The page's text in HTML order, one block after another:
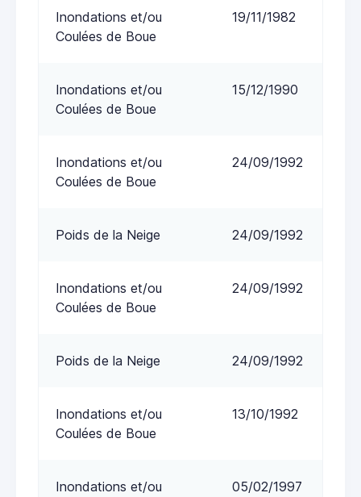
Inondations et/ou
Coulées de Boue
19/11/1982
Inondations et/ou
Coulées de Boue
15/12/1990
Inondations et/ou
Coulées de Boue
24/09/1992
Poids de la Neige 24/09/1992
Inondations et/ou
Coulées de Boue
24/09/1992
Poids de la Neige 24/09/1992
Inondations et/ou
Coulées de Boue
13/10/1992
Inondations et/ou
05/02/1997